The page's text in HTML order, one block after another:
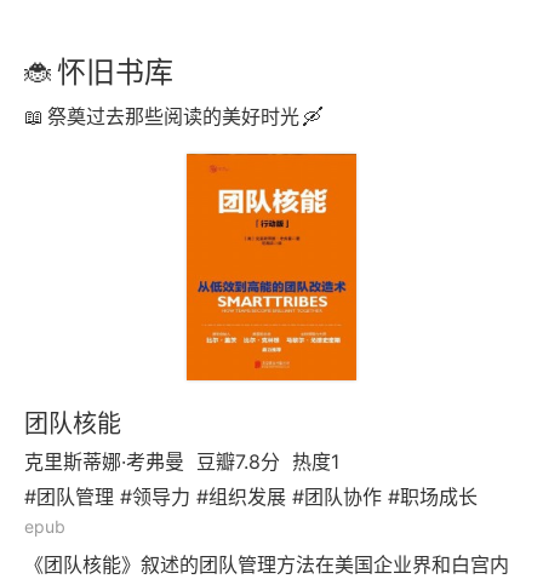
怀旧书库
祭奠过去那些阅读的美好时光
团队核能
克里斯蒂娜·考弗曼 豆瓣7.8分 热度1
#团队管理 #领导力 #组织发展 #团队协作 #职场成长
epub
《团队核能》叙述的团队管理方法在美国企业界和白宫内